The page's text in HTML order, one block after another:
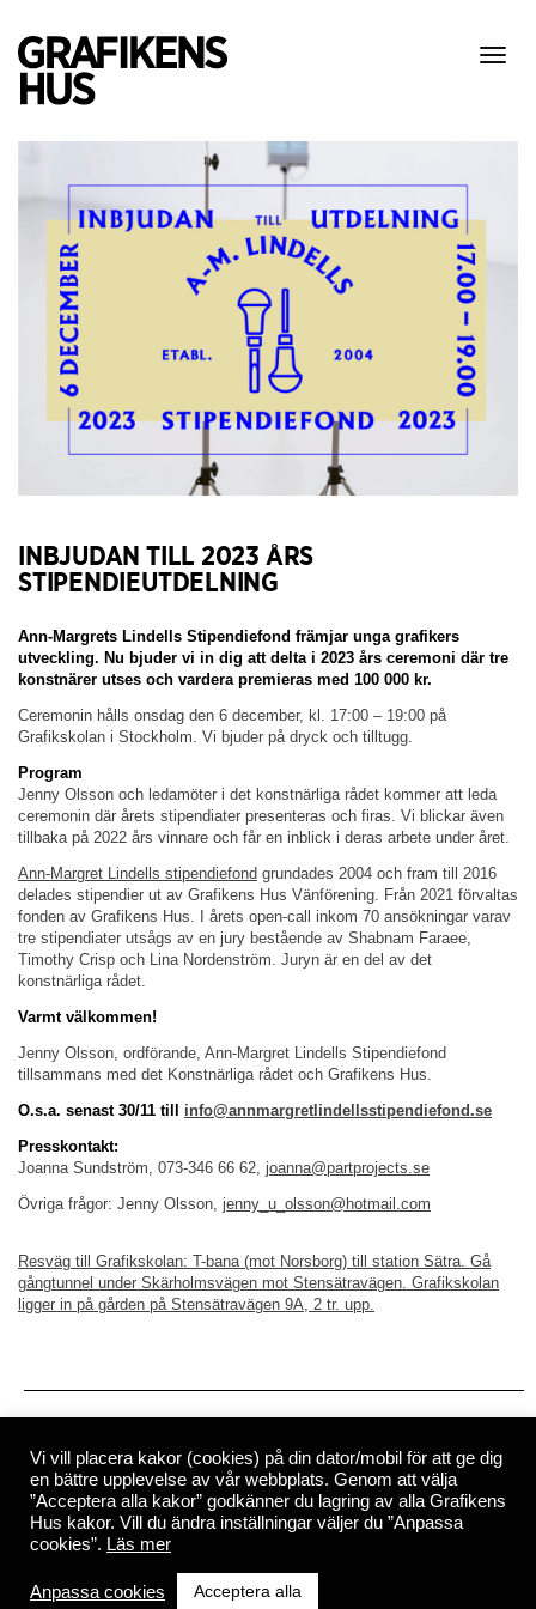
Visa
INBJUDAN TILL 2023 ÅRS
STIPENDIEUTDELNING
Ann-Margrets Lindells Stipendiefond främjar unga grafikers
utveckling. Nu bjuder vi in dig att delta i 2023 års ceremoni där tre
konstnärer utses och vardera premieras med 100 000 kr.
Ceremonin hålls onsdag den 6 december, kl. 17:00 – 19:00 på
Grafikskolan i Stockholm. Vi bjuder på dryck och tilltugg.
Program
Jenny Olsson och ledamöter i det konstnärliga rådet kommer att leda
ceremonin där årets stipendiater presenteras och firas. Vi blickar även
tillbaka på 2022 års vinnare och får en inblick i deras arbete under året.
Ann-Margret Lindells stipendiefond grundades 2004 och fram till 2016
delades stipendier ut av Grafikens Hus Vänförening. Från 2021 förvaltas
fonden av Grafikens Hus. I årets open-call inkom 70 ansökningar varav
tre stipendiater utsågs av en jury bestående av Shabnam Faraee,
Timothy Crisp och Lina Nordenström. Juryn är en del av det
konstnärliga rådet.
Varmt välkommen!
Jenny Olsson, ordförande, Ann-Margret Lindells Stipendiefond
tillsammans med det Konstnärliga rådet och Grafikens Hus.
O.s.a. senast 30/11 till info@annmargretlindellsstipendiefond.se
Presskontakt:
Joanna Sundström, 073-346 66 62, joanna@partprojects.se
Övriga frågor: Jenny Olsson, jenny_u_olsson@hotmail.com
Resväg till Grafikskolan: T-bana (mot Norsborg) till station Sätra. Gå
gångtunnel under Skärholmsvägen mot Stensätravägen. Grafikskolan
ligger in på gården på Stensätravägen 9A, 2 tr. upp.
Kontakt Press
© 2026 Grafikens Hus
Vi vill placera kakor (cookies) på din dator/mobil för att ge dig
en bättre upplevelse av vår webbplats. Genom att välja
”Acceptera alla kakor” godkänner du lagring av alla Grafikens
Hus kakor. Vill du ändra inställningar väljer du ”Anpassa
cookies”. Läs mer
Anpassa cookies Acceptera alla